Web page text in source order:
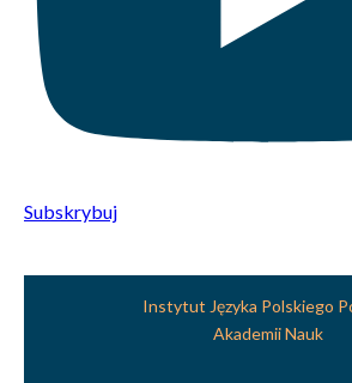
Subskrybuj
Instytut Języka Polskiego
Akademii Nauk